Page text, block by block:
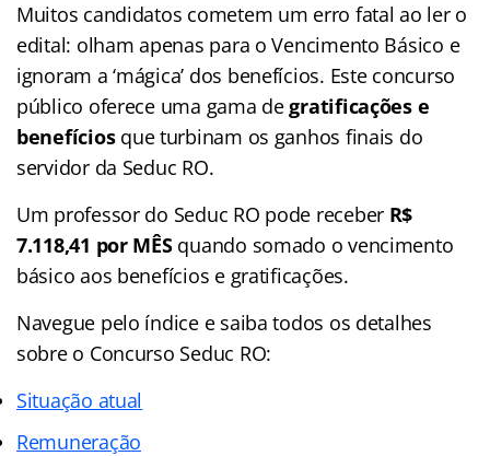
Muitos candidatos cometem um erro fatal ao ler o
edital: olham apenas para o Vencimento Básico e
ignoram a ‘mágica’ dos benefícios. Este concurso
público oferece uma gama degratificações e
benefíciosque turbinam os ganhos finais do
servidor da Seduc RO.
Um professor do Seduc RO pode receber R$
7.118,41 por MÊSquando somado o vencimento
básico aos benefícios e gratificações.
Navegue pelo índice e saiba todos os detalhes
sobre o Concurso Seduc RO:
Situação atual
Remuneração